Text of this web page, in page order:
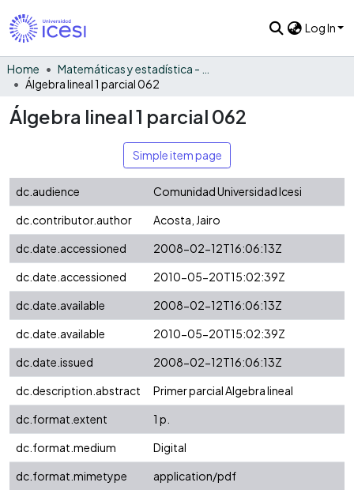
Log In
Home
Álgebra lineal 1 parcial 062
Álgebra lineal 1 parcial 062
Simple item page
dc.audience
Comunidad Universidad Icesi
dc.contributor.author
Acosta, Jairo
dc.date.accessioned
2008-02-12T16:06:13Z
dc.date.accessioned
2010-05-20T15:02:39Z
dc.date.available
2008-02-12T16:06:13Z
dc.date.available
2010-05-20T15:02:39Z
dc.date.issued
2008-02-12T16:06:13Z
dc.description.abstract
Primer parcial Algebra lineal
dc.format.extent
1 p.
dc.format.medium
Digital
dc.format.mimetype
application/pdf